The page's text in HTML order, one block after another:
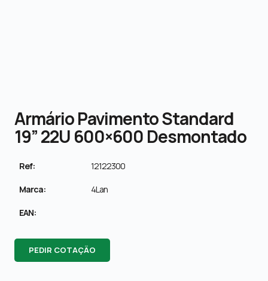
Armário Pavimento Standard
19” 22U 600×600 Desmontado
Ref: 12122300
Marca: 4Lan
EAN:
PEDIR COTAÇÃO